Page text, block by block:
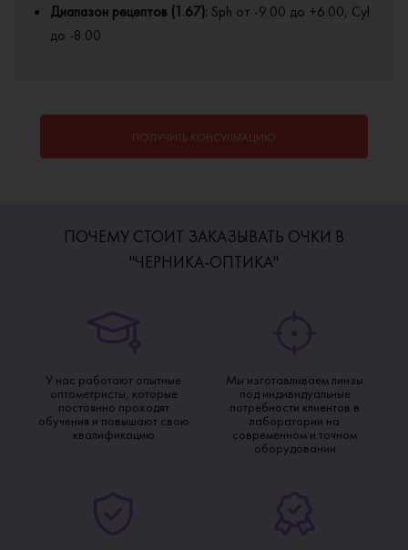
Диапазон рецептов (1.67):Sph от -9.00 до +6.00, Cyl
до -8.00
ПОЛУЧИТЬ КОНСУЛЬТАЦИЮ
ПОЧЕМУ СТОИТ ЗАКАЗЫВАТЬ ОЧКИ В
"ЧЕРНИКА-ОПТИКА"
У нас работают опытные
оптометристы, которые
постоянно проходят
обучения и повышают свою
квалификацию
Мы изготавливаем линзы
под индивидуальные
потребности клиентов в
лаборатории на
современном и точном
оборудовании